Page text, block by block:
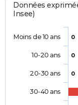
Données
Insee)
0
0
0
Moins de 10 ans
10-20 ans
20-30 ans
30-40 ans